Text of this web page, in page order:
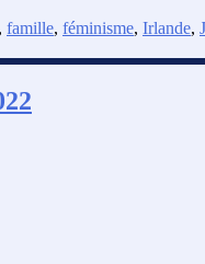
, famille, féminisme, Irlande,